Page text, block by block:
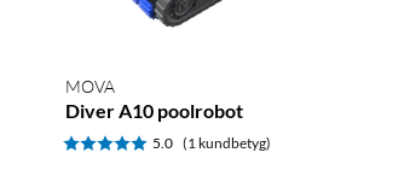
MOVA
Diver A10 poolrobot
5.0 (1 kundbetyg)